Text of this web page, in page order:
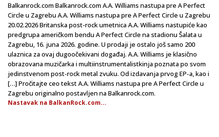
Balkanrock.com Balkanrock.com A.A. Williams nastupa pre A Perfect
Circle u Zagrebu A.A. Williams nastupa pre A Perfect Circle u Zagrebu
20.02.2026 Britanska post-rock umetnica A.A. Williams nastupiće kao
predgrupa američkom bendu A Perfect Circle na stadionu Šalata u
Zagrebu, 16. juna 2026. godine. U prodaji je ostalo još samo 200
ulaznica za ovaj dugoočekivani događaj. A.A. Williams je klasično
obrazovana muzičarka i multiinstrumentalistkinja poznata po svom
jedinstvenom post-rock metal zvuku. Od izdavanja prvog EP-a, kao i
[…] Pročitajte ceo tekst A.A. Williams nastupa pre A Perfect Circle u
Zagrebu originalno postavljen na Balkanrock.com.
Nastavak na BalkanRock.com...